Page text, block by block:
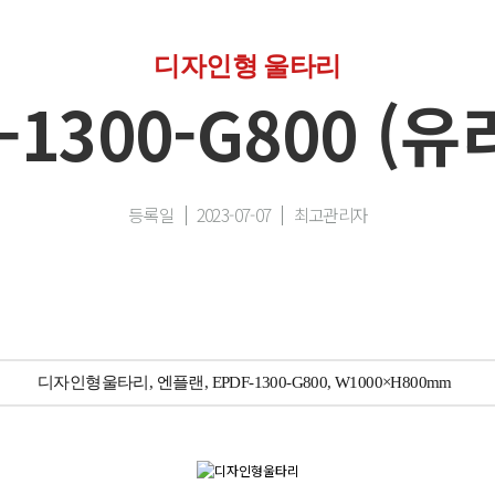
디자인형 울타리
G800 (유
등록일 2023-07-07 최고관리자
디자인형울타리, 엔플랜, EPDF-1300-G800, W1000×H800mm